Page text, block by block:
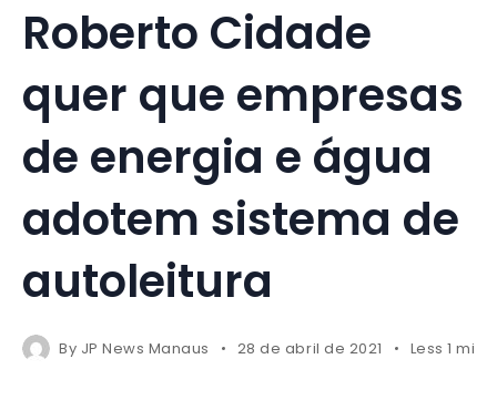
Roberto Cidade
quer que empresas
de energia e água
adotem sistema de
autoleitura
By JP News Manaus 28 de abril de 2021 Less 1 min